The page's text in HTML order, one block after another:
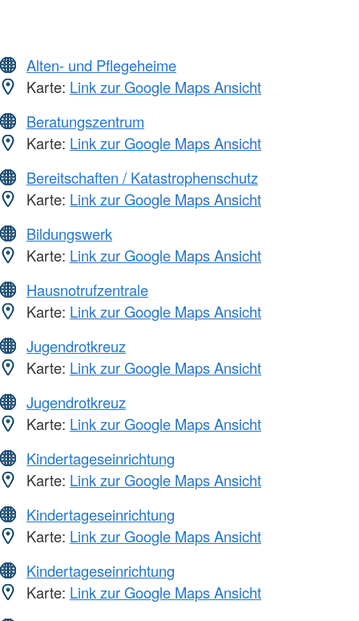
Alten- und Pflegeheime
Karte: Link zur Google Maps Ansicht
Beratungszentrum
Karte: Link zur Google Maps Ansicht
Bereitschaften / Katastrophenschutz
Karte: Link zur Google Maps Ansicht
Bildungswerk
Karte: Link zur Google Maps Ansicht
Hausnotrufzentrale
Karte: Link zur Google Maps Ansicht
Jugendrotkreuz
Karte: Link zur Google Maps Ansicht
Jugendrotkreuz
Karte: Link zur Google Maps Ansicht
Kindertageseinrichtung
Karte: Link zur Google Maps Ansicht
Kindertageseinrichtung
Karte: Link zur Google Maps Ansicht
Kindertageseinrichtung
Karte: Link zur Google Maps Ansicht